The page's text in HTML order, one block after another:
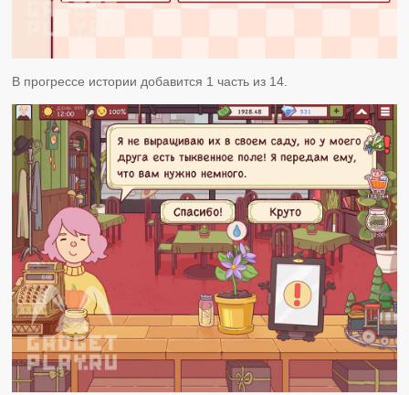
В прогрессе истории добавится 1 часть из 14.